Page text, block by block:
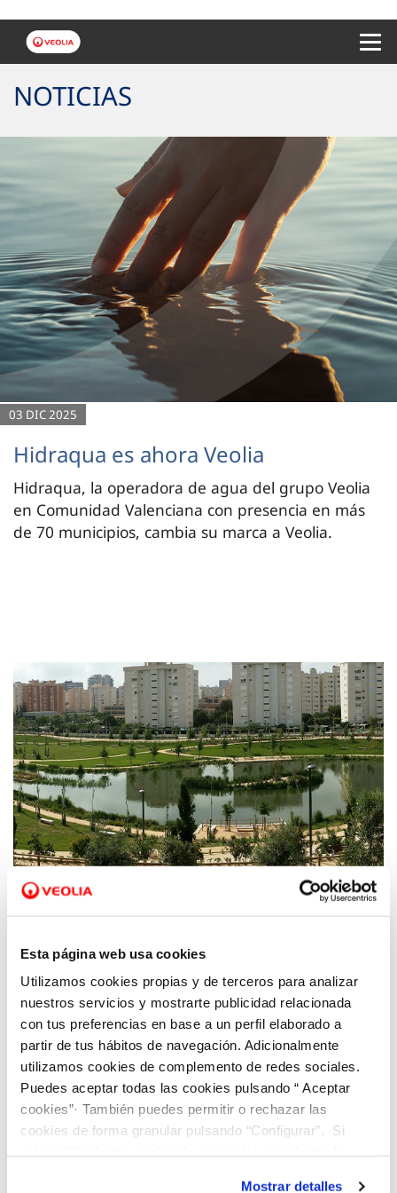
Esta página web usa cookies
Utilizamos cookies propias y de terceros para analizar
nuestros servicios y mostrarte publicidad relacionada
con tus preferencias en base a un perfil elaborado a
partir de tus hábitos de navegación. Adicionalmente
utilizamos cookies de complemento de redes sociales.
Puedes aceptar todas las cookies pulsando “ Aceptar
cookies”· También puedes permitir o rechazar las
cookies de forma granular pulsando “Configurar”. Si
Mostrar detalles
NOTICIAS
03 DIC 2025
Hidraqua es ahora Veolia
Hidraqua, la operadora de agua del grupo Veolia
en Comunidad Valenciana con presencia en más
de 70 municipios, cambia su marca a Veolia.
22 OCT 2020
y renaturalización de las ciudades como
respuesta a los efectos del cambio climático
en URCC 2020